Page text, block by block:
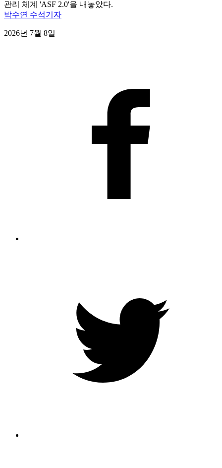
관리 체계 'ASF 2.0'을 내놓았다.
박수연 수석기자
2026년 7월 8일